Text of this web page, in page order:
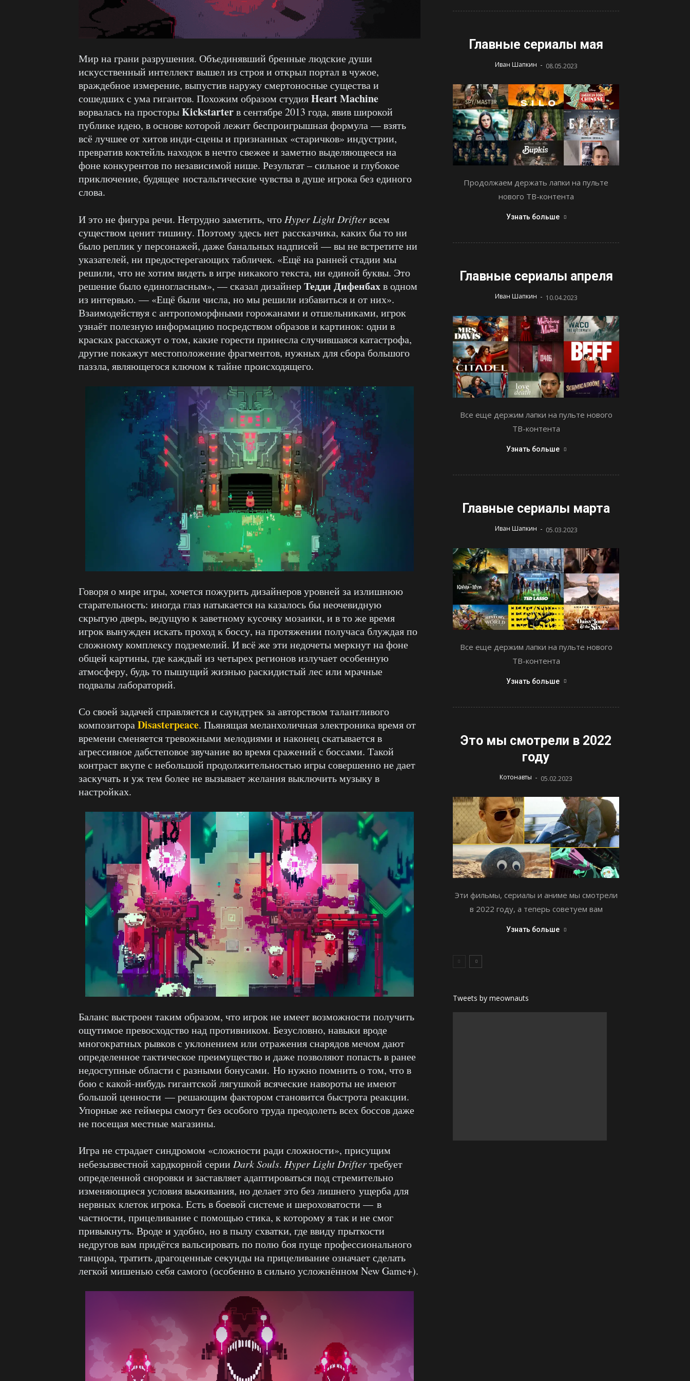
Мир на грани разрушения. Объединявший бренные людские души
искусственный интеллект вышел из строя и открыл портал в чужое,
враждебное измерение, выпустив наружу смертоносные существа и
сошедших с ума гигантов. Похожим образом студияHeart Machine
ворвалась на просторыKickstarterв сентябре 2013 года, явив широкой
публике идею, в основе которой лежит беспроигрышная формула — взять
всё лучшее от хитов инди-сцены и признанных «старичков» индустрии,
превратив коктейль находок в нечто свежее и заметно выделяющееся на
фоне конкурентов по независимой нише. Результат – сильное и глубокое
приключение, будящее ностальгические чувства в душе игрока без единого
слова.
И это не фигура речи. Нетрудно заметить, что Hyper Light Drifterвсем
существом ценит тишину. Поэтому здесь нет рассказчика, каких бы то ни
было реплик у персонажей, даже банальных надписей — вы не встретите ни
указателей, ни предостерегающих табличек. «Ещё на ранней стадии мы
решили, что не хотим видеть в игре никакого текста, ни единой буквы. Это
решение было единогласным», — сказал дизайнерТедди Дифенбахв одном
из интервью. — «Ещё были числа, но мы решили избавиться и от них».
Взаимодействуя с антропоморфными горожанами и отшельниками, игрок
узнаёт полезную информацию посредством образов и картинок: одни в
красках расскажут о том, какие горести принесла случившаяся катастрофа,
другие покажут местоположение фрагментов, нужных для сбора большого
паззла, являющегося ключом к тайне происходящего.
Говоря о мире игры, хочется пожурить дизайнеров уровней за излишнюю
старательность: иногда глаз натыкается на казалось бы неочевидную
скрытую дверь, ведущую к заветному кусочку мозаики, и в то же время
игрок вынужден искать проход к боссу, на протяжении получаса блуждая по
сложному комплексу подземелий. И всё же эти недочеты меркнут на фоне
общей картины, где каждый из четырех регионов излучает особенную
атмосферу, будь то пышущий жизнью раскидистый лес или мрачные
подвалы лабораторий.
Со своей задачей справляется и саундтрек за авторством талантливого
композитораDisasterpeace. Пьянящая меланхоличная электроника время от
времени сменяется тревожными мелодиями и наконец скатывается в
агрессивное дабстеповое звучание во время сражений с боссами. Такой
контраст вкупе с небольшой продолжительностью игры совершенно не дает
заскучать и уж тем более не вызывает желания выключить музыку в
настройках.
Баланс выстроен таким образом, что игрок не имеет возможности получить
ощутимое превосходство над противником. Безусловно, навыки вроде
многократных рывков с уклонением или отражения снарядов мечом дают
определенное тактическое преимущество и даже позволяют попасть в ранее
недоступные области с разными бонусами. Но нужно помнить о том, что в
бою с какой-нибудь гигантской лягушкой всяческие навороты не имеют
большой ценности — решающим фактором становится быстрота реакции.
Упорные же геймеры смогут без особого труда преодолеть всех боссов даже
не посещая местные магазины.
Игра не страдает синдромом «сложности ради сложности», присущим
небезызвестной хардкорной серии Dark Souls. Hyper Light Drifterтребует
определенной сноровки и заставляет адаптироваться под стремительно
изменяющиеся условия выживания, но делает это без лишнего ущерба для
нервных клеток игрока. Есть в боевой системе и шероховатости — в
частности, прицеливание с помощью стика, к которому я так и не смог
привыкнуть. Вроде и удобно, но в пылу схватки, где ввиду прыткости
недругов вам придётся вальсировать по полю боя пуще профессионального
танцора, тратить драгоценные секунды на прицеливание означает сделать
легкой мишенью себя самого (особенно в сильно усложнённом New Game+).
Главные сериалы мая
Иван Шапкин - 08.05.2023
Продолжаем держать лапки на пульте
нового ТВ-контента
Узнать больше
Главные сериалы апреля
Иван Шапкин - 10.04.2023
Все еще держим лапки на пульте нового
ТВ-контента
Узнать больше
Главные сериалы марта
Иван Шапкин - 05.03.2023
Все еще держим лапки на пульте нового
ТВ-контента
Узнать больше
Это мы смотрели в 2022
году
Котонавты - 05.02.2023
Эти фильмы, сериалы и аниме мы смотрели
в 2022 году, а теперь советуем вам
Узнать больше
Tweets by meownauts